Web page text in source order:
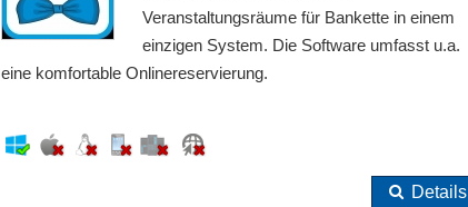
Veranstaltungsräume für Bankette in einem
einzigen System. Die Software umfasst u.a.
eine komfortable Onlinereservierung.
Details